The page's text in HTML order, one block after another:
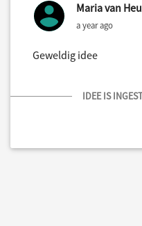
Maria van
a year ago
Geweldig idee
IDEE IS